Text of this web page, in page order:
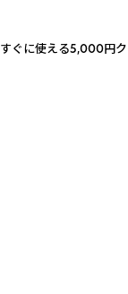
すぐに使える5,000円ク